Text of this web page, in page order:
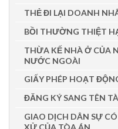
THẺ ĐI LẠI DOANH
BỒI THƯỜNG THIỆT
THỪA KẾ NHÀ Ở CỦA
NƯỚC NGOÀI
GIẤY PHÉP HOẠT
ĐĂNG KÝ SANG TÊN
GIAO DỊCH DÂN SỰ
XỬ CỦA TÒA ÁN